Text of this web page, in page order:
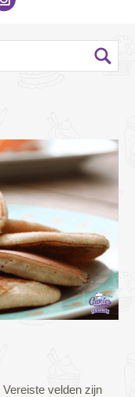
Vereiste velden zijn